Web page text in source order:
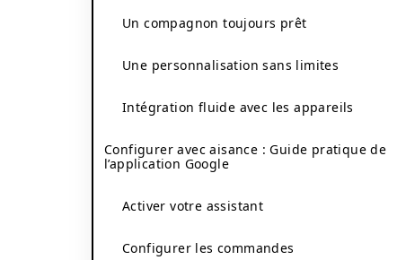
Un compagnon toujours prêt
Une personnalisation sans limites
Intégration fluide avec les appareils
Configurer avec aisance : Guide pratique de
l’application Google
Activer votre assistant
Configurer les commandes